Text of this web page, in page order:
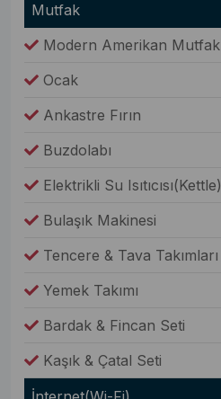
Mutfak
Modern Amerikan Mutfak
Ocak
Ankastre Fırın
Buzdolabı
Elektrikli Su Isıtıcısı(Kettle)
Bulaşık Makinesi
Tencere & Tava Takımları
Yemek Takımı
Bardak & Fincan Seti
Kaşık & Çatal Seti